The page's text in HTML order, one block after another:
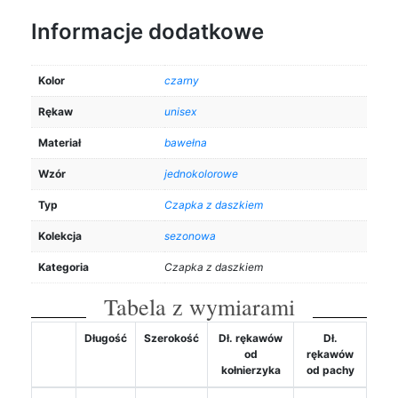
Informacje dodatkowe
Kolor czarny
Rękaw unisex
Materiał bawełna
Wzór jednokolorowe
Typ Czapka z daszkiem
Kolekcja sezonowa
Kategoria Czapka z daszkiem
Tabela z wymiarami
Długość Szerokość
Dł. rękawów
od
kołnierzyka
Dł.
rękawów
od pachy